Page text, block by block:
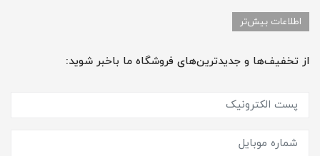
اطلاعات بیش‌تر
از تخفیف‌ها و جدیدترین‌های فروشگاه ما باخبر شوید: